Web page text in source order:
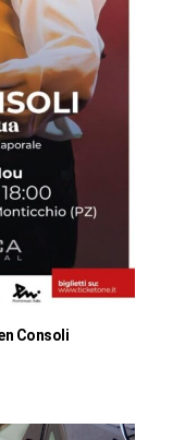
Consoli